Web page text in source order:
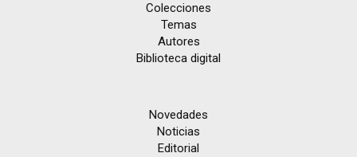
Colecciones
Temas
Autores
Biblioteca digital
Novedades
Noticias
Editorial